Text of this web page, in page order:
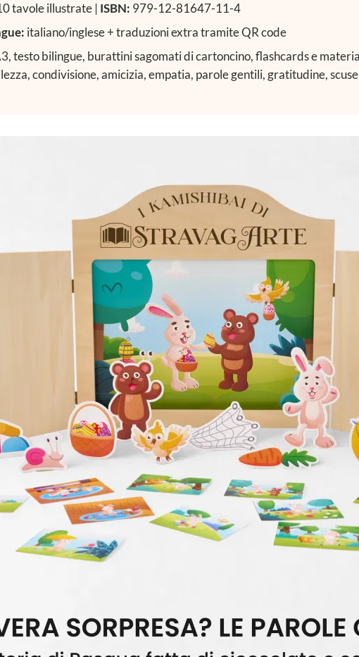
tavole illustrate | ISBN: 979-12-81647-11-4
italiano/inglese + traduzioni extra tramite QR code
testo bilingue, burattini sagomati di cartoncino, flashcards e
condivisione, amicizia, empatia, parole gentili, gratitudine,